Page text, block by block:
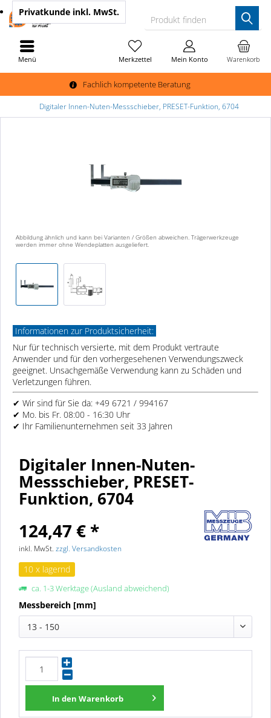
Fachlich kompetente Beratung
Produkt finden
Warenkorb
Merkzettel Mein Konto
Privatkunde inkl. MwSt.
Menü
Digitaler Innen-Nuten-Messschieber, PRESET-Funktion, 6704
Abbildung ähnlich und kann bei Varianten / Größen abweichen. Trägerwerkzeuge
werden immer ohne Wendeplatten ausgeliefert.
Informationen zur Produktsicherheit:
Nur für technisch versierte, mit dem Produkt vertraute
Anwender und für den vorhergesehenen Verwendungszweck
geeignet. Unsachgemäße Verwendung kann zu Schäden und
Verletzungen führen.
✔ Wir sind für Sie da: +49 6721 / 994167
✔ Mo. bis Fr. 08:00 - 16:30 Uhr
✔ Ihr Familienunternehmen seit 33 Jahren
Digitaler Innen-Nuten-
Messschieber, PRESET-
Funktion, 6704
124,47 € *
inkl. MwSt. zzgl. Versandkosten
10 x lagernd
ca. 1-3 Werktage (Ausland abweichend)
Messbereich [mm]
13 - 150
In den Warenkorb